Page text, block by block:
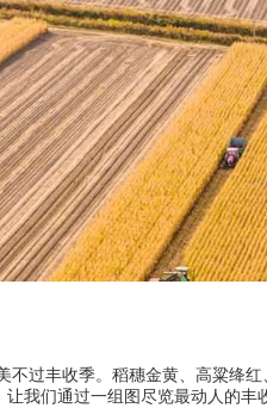
不过丰收季。稻穗金黄、高粱
我们通过一组图尽览最动人的